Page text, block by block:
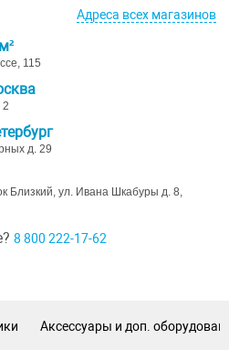
Адреса всех магазинов
115
2
д. 29
Близкий, ул. Ивана Шкабуры д. 8,
8 800 222-17-62
Аксессуары и доп.